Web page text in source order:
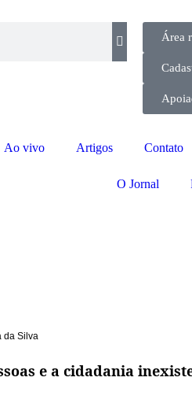
Área
Ao vivo Artigos Contato
O Jornal
da Silva
e a cidadania